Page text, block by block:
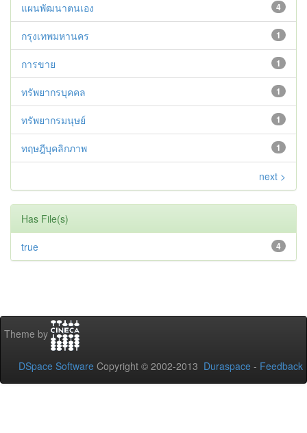
4
แผนพัฒนาตนเอง
1
กรุงเทพมหานคร
1
การขาย
1
ทรัพยากรบุคคล
1
ทรัพยากรมนุษย์
1
ทฤษฎีบุคลิกภาพ
next >
Has File(s)
4
true
Theme by
DSpace Software Copyright © 2002-2013 Duraspace - Feedback